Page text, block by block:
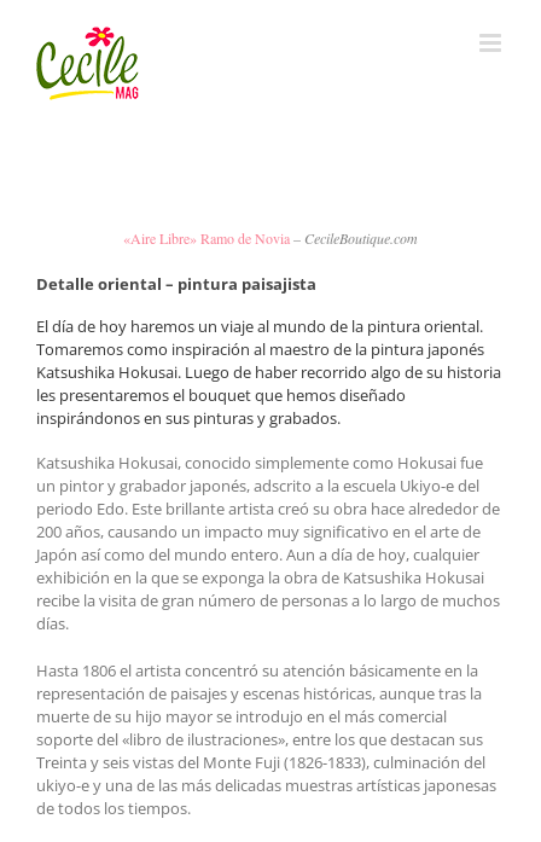
content
«Aire Libre» Ramo de Novia– CecileBoutique.com
Detalle oriental – pintura paisajista
El día de hoy haremos un viaje al mundo de la pintura oriental.
Tomaremos como inspiración al maestro de la pintura japonés
Katsushika Hokusai. Luego de haber recorrido algo de su historia
les presentaremos el bouquet que hemos diseñado
inspirándonos en sus pinturas y grabados.
Katsushika Hokusai, conocido simplemente como Hokusai fue
un pintor y grabador japonés, adscrito a la escuela Ukiyo-e del
periodo Edo. Este brillante artista creó su obra hace alrededor de
200 años, causando un impacto muy significativo en el arte de
Japón así como del mundo entero. Aun a día de hoy, cualquier
exhibición en la que se exponga la obra de Katsushika Hokusai
recibe la visita de gran número de personas a lo largo de muchos
días.
Hasta 1806 el artista concentró su atención básicamente en la
representación de paisajes y escenas históricas, aunque tras la
muerte de su hijo mayor se introdujo en el más comercial
soporte del «libro de ilustraciones», entre los que destacan sus
Treinta y seis vistas del Monte Fuji (1826-1833), culminación del
ukiyo-e y una de las más delicadas muestras artísticas japonesas
de todos los tiempos.